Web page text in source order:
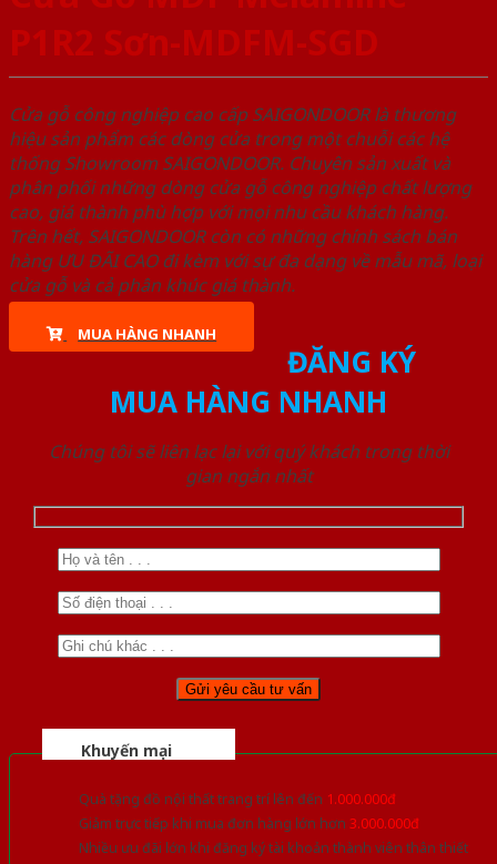
P1R2 Sơn-MDFM-SGD
Cửa gỗ công nghiệp cao cấp SAIGONDOOR là thương
hiệu sản phẩm các dòng cửa trong một chuỗi các hệ
thống Showroom SAIGONDOOR. Chuyên sản xuất và
phân phối những dòng cửa gỗ công nghiệp chất lượng
cao, giá thành phù hợp với mọi nhu cầu khách hàng.
Trên hết, SAIGONDOOR còn có những chính sách bán
hàng ƯU ĐÃI CAO đi kèm với sự đa dạng về mẫu mã, loại
cửa gỗ và cả phân khúc giá thành.
MUA HÀNG NHANH
ĐĂNG KÝ
MUA HÀNG NHANH
Chúng tôi sẽ liên lạc lại với quý khách trong thời
gian ngắn nhất
Khuyến mại
Quà tặng đồ nội thất trang trí lên đến 1.000.000đ
Giảm trực tiếp khi mua đơn hàng lớn hơn 3.000.000đ
Nhiều ưu đãi lớn khi đăng ký tài khoản thành viên thân thiết